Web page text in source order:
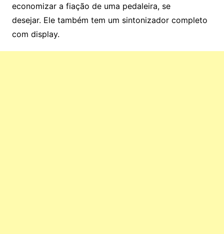
economizar a fiação de uma pedaleira, se
desejar. Ele também tem um sintonizador completo
com display.